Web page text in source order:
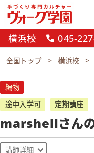
横浜校 call 045-
全国トップ 横浜校
編物
途中入学可
定期講座
marshellさん
講師詳細